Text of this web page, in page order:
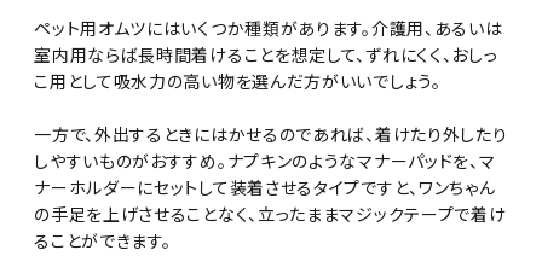
ペット用オムツにはいくつか種類があります。介護用、あるいは
室内用ならば長時間着けることを想定して、ずれにくく、おしっ
こ用として吸水力の高い物を選んだ方がいいでしょう。
一方で、外出するときにはかせるのであれば、着けたり外したり
しやすいものがおすすめ。ナプキンのようなマナーパッドを、マ
ナーホルダーにセットして装着させるタイプですと、ワンちゃん
の手足を上げさせることなく、立ったままマジックテープで着け
ることができます。